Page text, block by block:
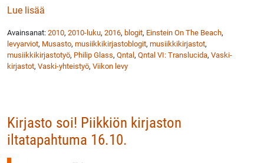
Lue lisää
Avainsanat: 2010, 2010-luku, 2016, blogit, Einstein On The Beach,
levyarviot, Musasto, musiikkikirjastoblogit, musiikkikirjastot,
musiikkikirjastotyö, Philip Glass, Qntal, Qntal VI: Translucida, Vaski-
kirjastot, Vaski-yhteistyö, Viikon levy
Kirjasto soi! Piikkiön kirjaston
iltatapahtuma 16.10.